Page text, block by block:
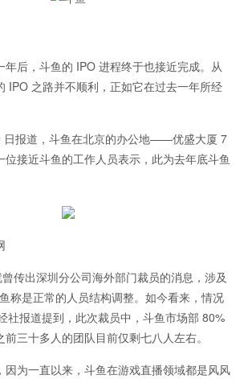
年后，斗鱼的 IPO 进程终于也接近完成。从
IPO 之路并不顺利，正如它在过去一年所经
日报道，斗鱼在北京的办公地——优盛大厦 7
位接近斗鱼的工作人员表示，此为去年底斗鱼
传出深圳分公司海外部门裁员的消息，涉及
称是正常的人员结构调整。如今看来，情况
社报道提到，此次裁员中，斗鱼市场部 80%
三十多人的团队目前仅剩七八人左右。
因为一直以来，斗鱼在游戏直播领域都是风风